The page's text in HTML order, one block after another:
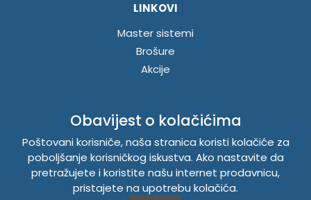
LINKOVI
Master sistemi
Brošure
Akcije
Politika o kolačićima
Uslovi korištenja
Politika privatnosti
Obavijest o kolačićima
Poštovani korisniče, naša stranica koristi kolačiće za
poboljšanje korisničkog iskustva. Ako nastavite da
pretražujete i koristite našu internet prodavnicu,
pristajete na upotrebu kolačića.